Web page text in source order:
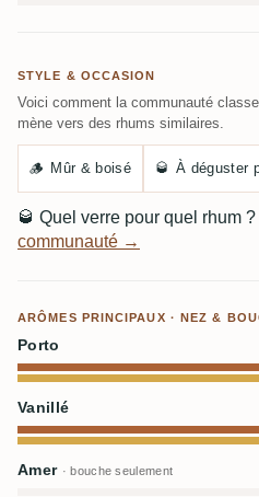
STYLE & OCCASION
Voici comment la communauté
mène vers des rhums similaires.
🪵 Mûr & boisé 🥃 À déguster
🥃 Quel verre pour quel rhum ?
communauté →
ARÔMES PRINCIPAUX · NEZ &
Porto
Vanillé
Amer · bouche seulement